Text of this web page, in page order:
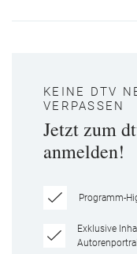
KEINE DTV
VERPASSEN
Jetzt zum
anmelden!
Programm-
Exklusive